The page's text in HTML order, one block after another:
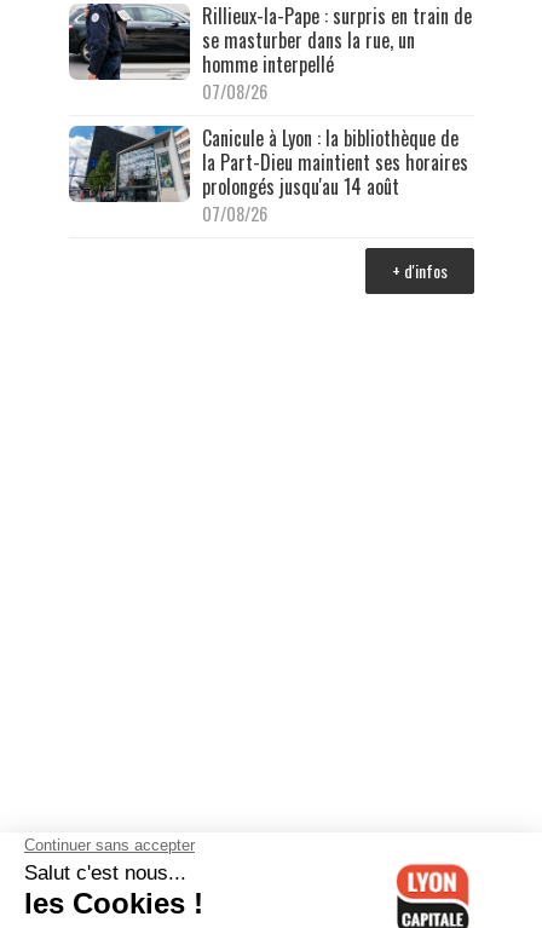
Rillieux-la-Pape : surpris en train de
se masturber dans la rue, un
homme interpellé
07/08/26
Canicule à Lyon : la bibliothèque de
la Part-Dieu maintient ses horaires
prolongés jusqu'au 14 août
07/08/26
+ d'infos